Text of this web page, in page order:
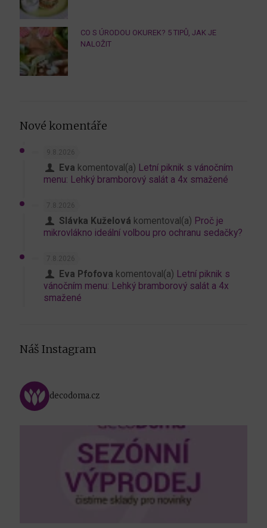
CO S ÚRODOU OKUREK? 5 TIPŮ, JAK JE
NALOŽIT
Nové komentáře
9.8.2026
Eva komentoval(a) Letní piknik s vánočním
menu: Lehký bramborový salát a 4x smažené
7.8.2026
Slávka Kuželová komentoval(a) Proč je
mikrovlákno ideální volbou pro ochranu sedačky?
7.8.2026
Eva Pfofova komentoval(a) Letní piknik s
vánočním menu: Lehký bramborový salát a 4x
smažené
Náš Instagram
decodoma.cz